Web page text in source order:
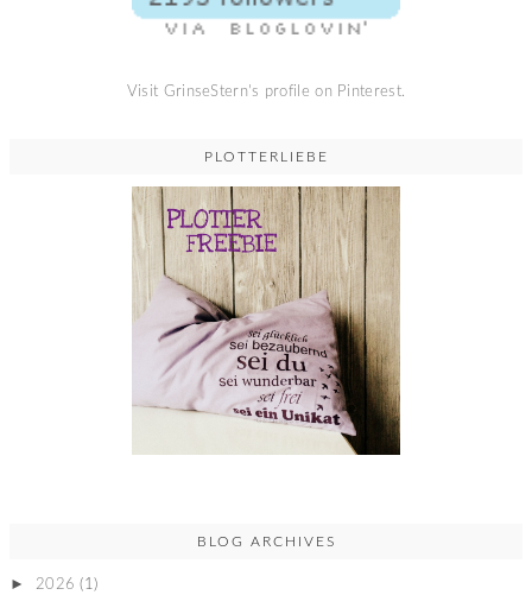
Visit GrinseStern's profile on Pinterest.
PLOTTERLIEBE
BLOG ARCHIVES
► 2026 (1)